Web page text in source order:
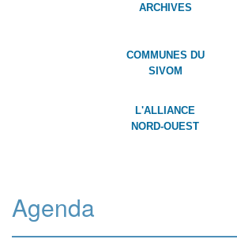
ARCHIVES
COMMUNES DU
SIVOM
L'ALLIANCE
NORD-OUEST
Agenda